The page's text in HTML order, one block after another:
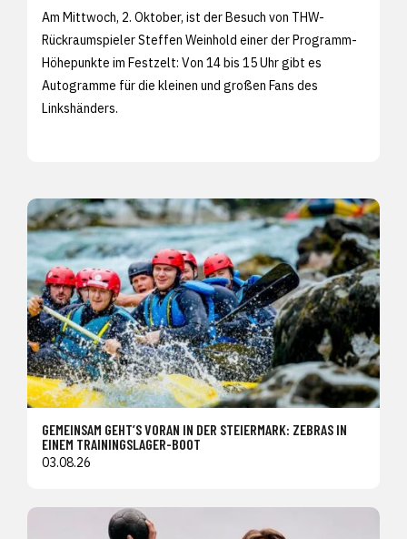
Am Mittwoch, 2. Oktober, ist der Besuch von THW-
Rückraumspieler Steffen Weinhold einer der Programm-
Höhepunkte im Festzelt: Von 14 bis 15 Uhr gibt es
Autogramme für die kleinen und großen Fans des
Linkshänders.
GEMEINSAM GEHT’S VORAN IN DER STEIERMARK: ZEBRAS IN
EINEM TRAININGSLAGER-BOOT
03.08.26